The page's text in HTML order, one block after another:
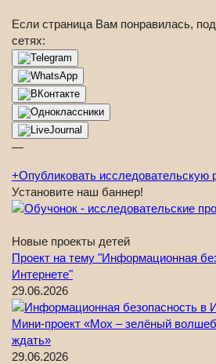
Если страница Вам понравилась,
сетях:
—
+Опубликовать исследовательскую
Установите наш баннер!
Новые проекты детей
Проект на тему "Информационная
Интернете"
29.06.2026
Мини-проект «Мох – зелёный
ждать»
29.06.2026